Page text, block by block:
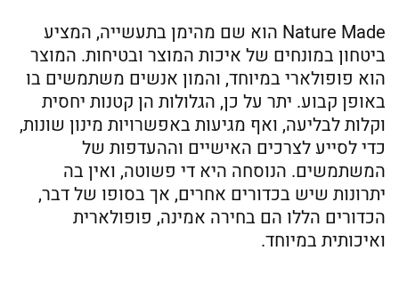
Nature Made הוא שם מהימן בתעשייה, המציע
ביטחון במונחים של איכות המוצר ובטיחות. המוצר
הוא פופולארי במיוחד, והמון אנשים משתמשים בו
באופן קבוע. יתר על כן, הגלולות הן קטנות יחסית
וקלות לבליעה, ואף מגיעות באפשרויות מינון שונות,
כדי לסייע לצרכים האישיים וההעדפות של
המשתמשים. הנוסחה היא די פשוטה, ואין בה
יתרונות שיש בכדורים אחרים, אך בסופו של דבר,
הכדורים הללו הם בחירה אמינה, פופולארית
ואיכותית במיוחד.